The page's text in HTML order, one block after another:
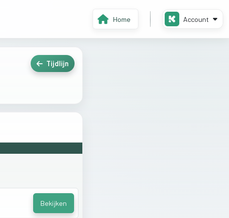
Home Account
Tijdlijn
Bekijken